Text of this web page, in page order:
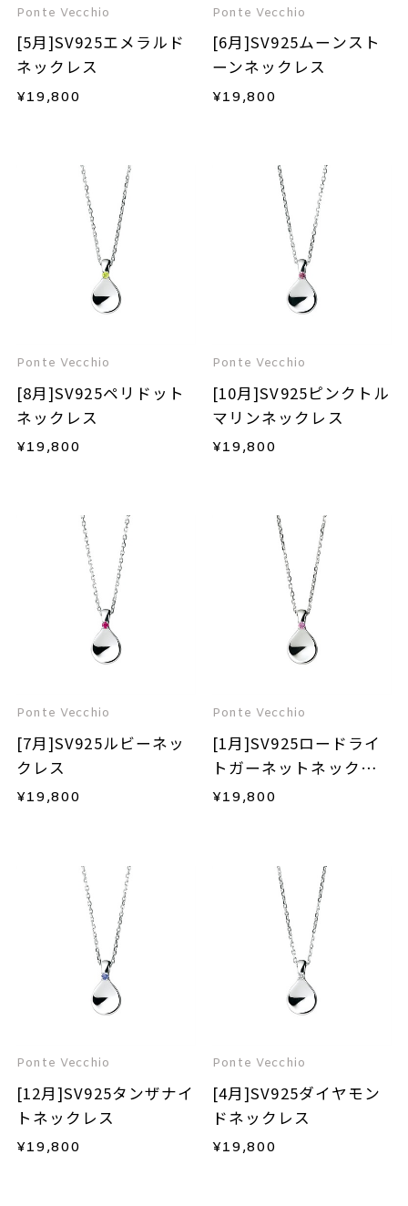
Ponte Vecchio
[5月]SV925エメラルド
ネックレス
¥19,800
Ponte Vecchio
[6月]SV925ムーンスト
ーンネックレス
¥19,800
Ponte Vecchio
[8月]SV925ペリドット
ネックレス
¥19,800
Ponte Vecchio
[10月]SV925ピンクトル
マリンネックレス
¥19,800
Ponte Vecchio
[7月]SV925ルビーネッ
クレス
¥19,800
Ponte Vecchio
[1月]SV925ロードライ
トガーネットネックレ
ス
¥19,800
Ponte Vecchio
[12月]SV925タンザナイ
トネックレス
¥19,800
Ponte Vecchio
[4月]SV925ダイヤモン
ドネックレス
¥19,800